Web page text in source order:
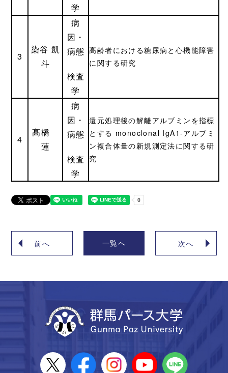
学
3
染谷 凱
斗
病
因・
病態
検査
学
高齢者における糖尿病と心機能障害
に関する研究
4
髙橋
蓮
病
因・
病態
検査
学
還元処理後の解離アルブミンを指標
とする monoclonal IgA1-アルブミ
ン複合体量の新規測定法に関する研
究
前へ 一覧へ 次へ